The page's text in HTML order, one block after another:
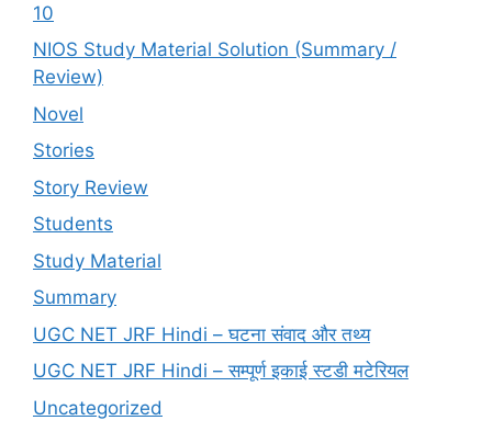
10
NIOS Study Material Solution (Summary /
Review)
Novel
Stories
Story Review
Students
Study Material
Summary
UGC NET JRF Hindi – घटना संवाद और तथ्य
UGC NET JRF Hindi – सम्पूर्ण इकाई स्टडी मटेरियल
Uncategorized